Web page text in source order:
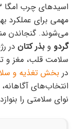
مهمی برای عملکرد
می‌شوند. گنجاندن منابع غنی از
گردو و بذر کتان در
سلامت قلب، مغز و
در بخش تغذیه و
انتخاب‌های
نوای سلامتی را